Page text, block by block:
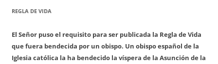
REGLA DE VIDA
El Señor puso el requisito para ser publicada la Regla de Vida
que fuera bendecida por un obispo. Un obispo español de la
Iglesia católica la ha bendecido la víspera de la Asunción de la